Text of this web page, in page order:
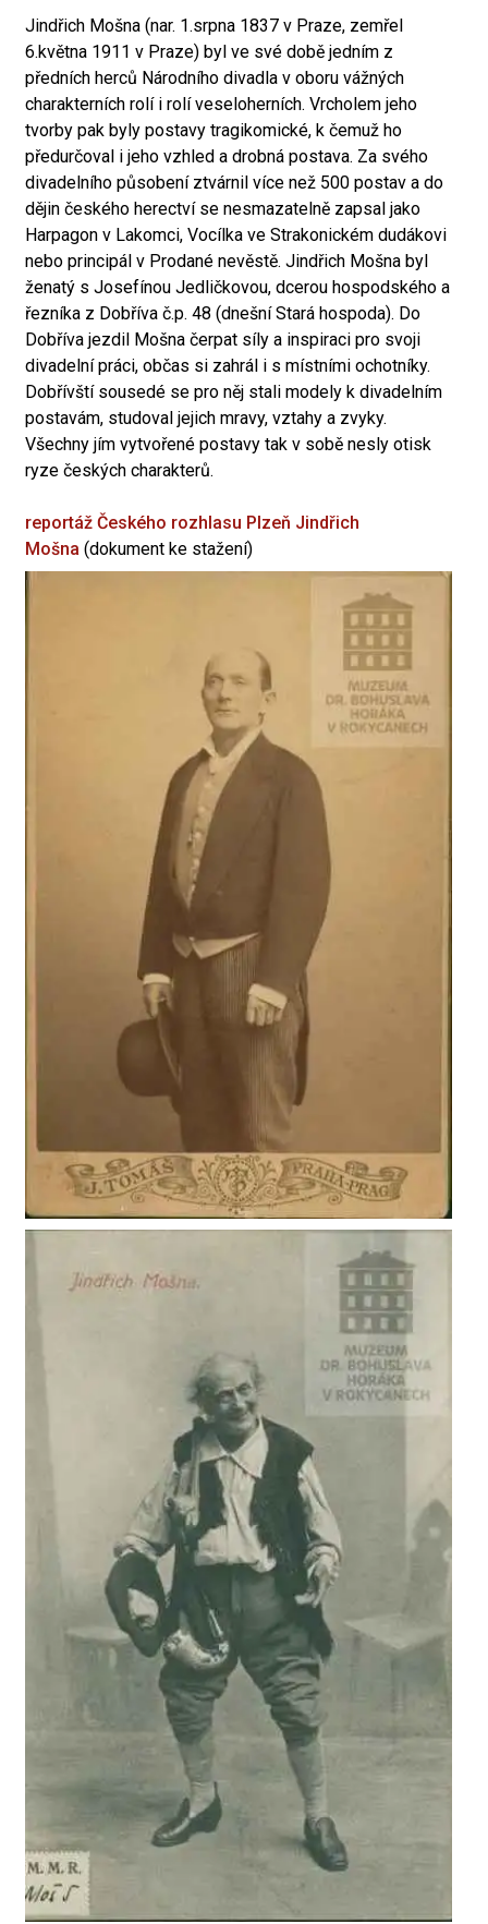
Jindřich Mošna (nar. 1.srpna 1837 v Praze, zemřel
6.května 1911 v Praze) byl ve své době jedním z
předních herců Národního divadla v oboru vážných
charakterních rolí i rolí veseloherních. Vrcholem jeho
tvorby pak byly postavy tragikomické, k čemuž ho
předurčoval i jeho vzhled a drobná postava. Za svého
divadelního působení ztvárnil více než 500 postav a do
dějin českého herectví se nesmazatelně zapsal jako
Harpagon v Lakomci, Vocílka ve Strakonickém dudákovi
nebo principál v Prodané nevěstě. Jindřich Mošna byl
ženatý s Josefínou Jedličkovou, dcerou hospodského a
řezníka z Dobříva č.p. 48 (dnešní Stará hospoda). Do
Dobříva jezdil Mošna čerpat síly a inspiraci pro svoji
divadelní práci, občas si zahrál i s místními ochotníky.
Dobřívští sousedé se pro něj stali modely k divadelním
postavám, studoval jejich mravy, vztahy a zvyky.
Všechny jím vytvořené postavy tak v sobě nesly otisk
ryze českých charakterů.
reportáž Českého rozhlasu Plzeň Jindřich
Mošna (dokument ke stažení)